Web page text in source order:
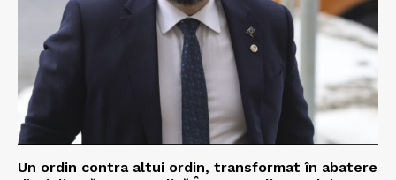
Un ordin contra altui ordin, transformat în abatere